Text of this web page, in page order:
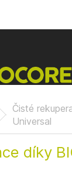
Čisté
Universal
díky